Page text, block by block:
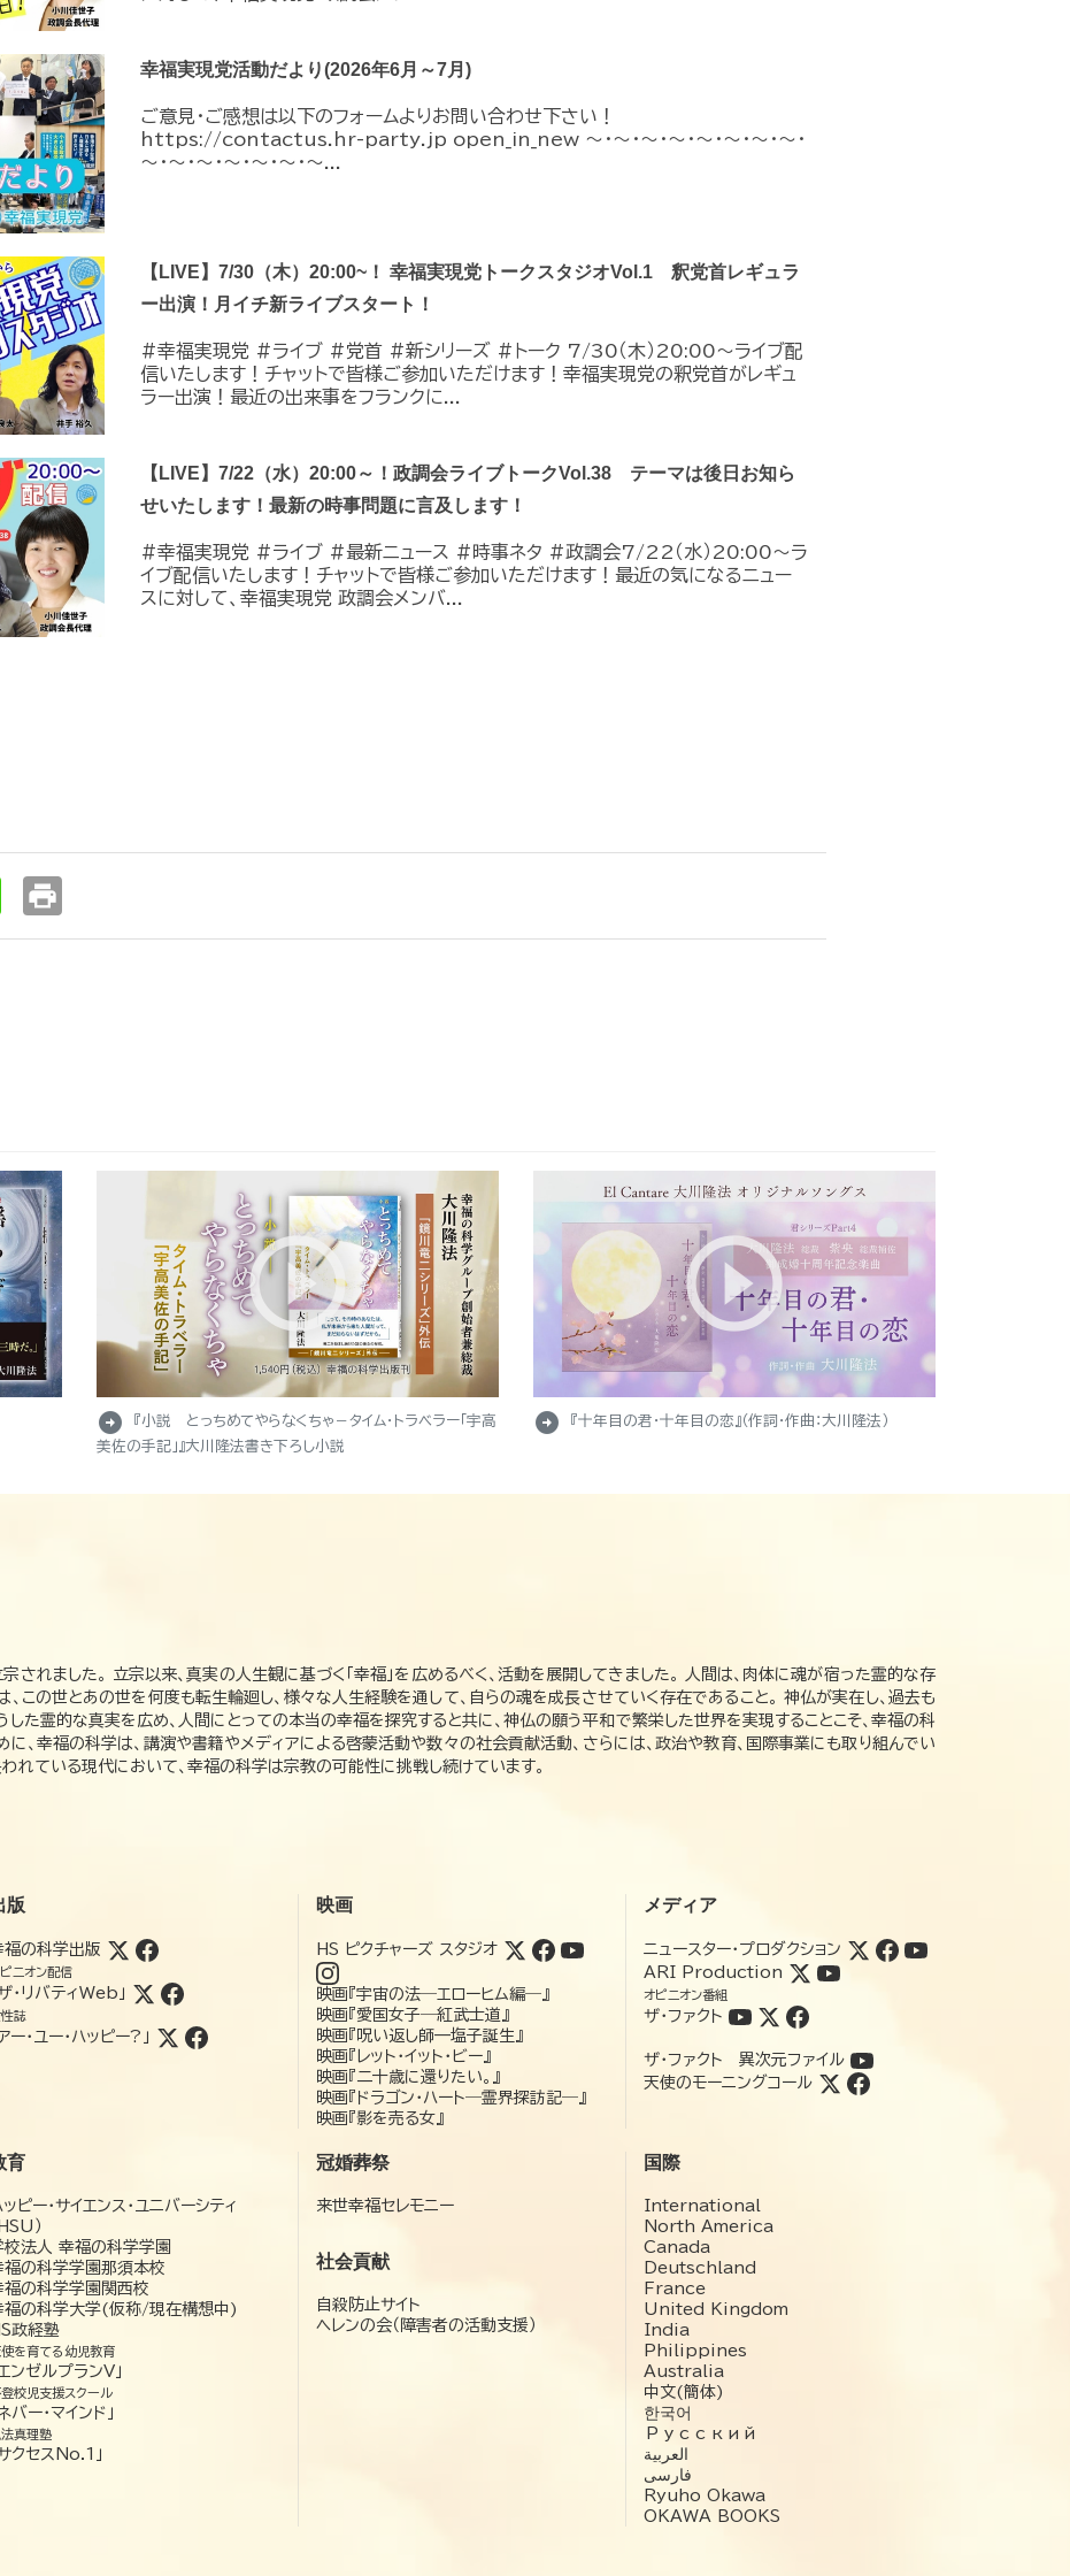
幸福実現党活動だより(2026年6月～7月)
ご意見・ご感想は以下のフォームよりお問い合わせ下さい！
https://contactus.hr-party.jp open_in_new ～・～・～・～・～・～・～・～・
～・～・～・～・～・～・～...
【LIVE】7/30（木）20:00~！ 幸福実現党トークスタジオVol.1 釈党首レギュラ
ー出演！月イチ新ライブスタート！
#幸福実現党 #ライブ #党首 #新シリーズ #トーク 7/30（木）20:00～ライブ配
信いたします！チャットで皆様ご参加いただけます！幸福実現党の釈党首がレギュ
ラー出演！最近の出来事をフランクに...
【LIVE】7/22（水）20:00～！政調会ライブトークVol.38 テーマは後日お知ら
せいたします！最新の時事問題に言及します！
#幸福実現党 #ライブ #最新ニュース #時事ネタ #政調会7/22（水）20:00～ラ
イブ配信いたします！チャットで皆様ご参加いただけます！最近の気になるニュー
スに対して、幸福実現党 政調会メンバ...
print
arrow_circle_right
『小説 とっちめてやらなくちゃ－タイム・トラベラー「宇高
美佐の手記」』大川隆法書き下ろし小説
arrow_circle_right 『十年目の君・十年目の恋』（作詞・作曲：大川隆法）
れました。 立宗以来、真実の人生観に基づく「幸福」を広めるべく、活動を展開してきました。 人間は、肉体に魂が宿った霊的な存
、この世とあの世を何度も転生輪廻し、様々な人生経験を通して、自らの魂を成長させていく存在であること。 神仏が実在し、過去も
した霊的な真実を広め、人間にとっての本当の幸福を探究すると共に、神仏の願う平和で繁栄した世界を実現することこそ、幸福の科
、幸福の科学は、講演や書籍やメディアによる啓蒙活動や数々の社会貢献活動、さらには、政治や教育、国際事業にも取り組んでい
れている現代において、幸福の科学は宗教の可能性に挑戦し続けています。
版
福の科学出版
ニオン配信
ザ・リバティWeb」
誌
アー・ユー・ハッピー?」
映画
HS ピクチャーズ スタジオ
映画『宇宙の法―エローヒム編―』
映画『愛国女子―紅武士道』
映画『呪い返し師—塩子誕生』
映画『レット・イット・ビー』
映画『二十歳に還りたい。』
映画『ドラゴン・ハート―霊界探訪記―』
映画『影を売る女』
メディア
ニュースター・プロダクション
ARI Production
オピニオン番組
ザ・ファクト
ザ・ファクト 異次元ファイル
天使のモーニングコール
育
ッピー・サイエンス・ユニバーシティ
HSU）
校法人 幸福の科学学園
福の科学学園那須本校
福の科学学園関西校
福の科学大学(仮称/現在構想中)
政経塾
使を育てる幼児教育
エンゼルプランV」
登校児支援スクール
ネバー・マインド」
真理塾
サクセスNo.1」
冠婚葬祭
来世幸福セレモニー
社会貢献
自殺防止サイト
ヘレンの会（障害者の活動支援）
国際
International
North America
Canada
Deutschland
France
United Kingdom
India
Philippines
Australia
中文(簡体)
한국어
Русский
العربية‏
فارسی
Ryuho Okawa
OKAWA BOOKS